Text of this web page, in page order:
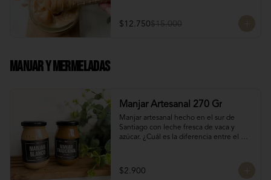
$12.750$15.000
Manjar Y Mermeladas
Manjar Artesanal 270 Gr
Manjar artesanal hecho en el sur de
Santiago con leche fresca de vaca y
azúcar. ¿Cuál es la diferencia entre el
El manjar tradicional, al tener mayor
tiempo de cocción tiene un sabor más
$2.900